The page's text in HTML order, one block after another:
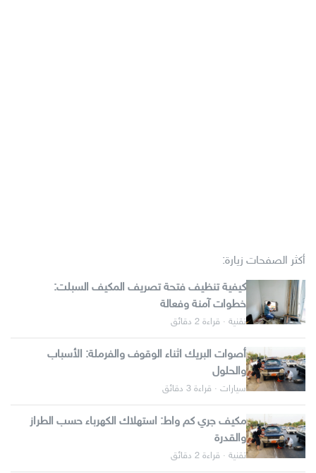
أكثر الصفحات زيارة:
كيفية تنظيف فتحة تصريف المكيف السبلت:
خطوات آمنة وفعالة
تقنية · قراءة 2 دقائق
أصوات البريك اثناء الوقوف والفرملة: الأسباب
والحلول
سيارات · قراءة 3 دقائق
مكيف جري كم واط: استهلاك الكهرباء حسب الطراز
والقدرة
تقنية · قراءة 2 دقائق